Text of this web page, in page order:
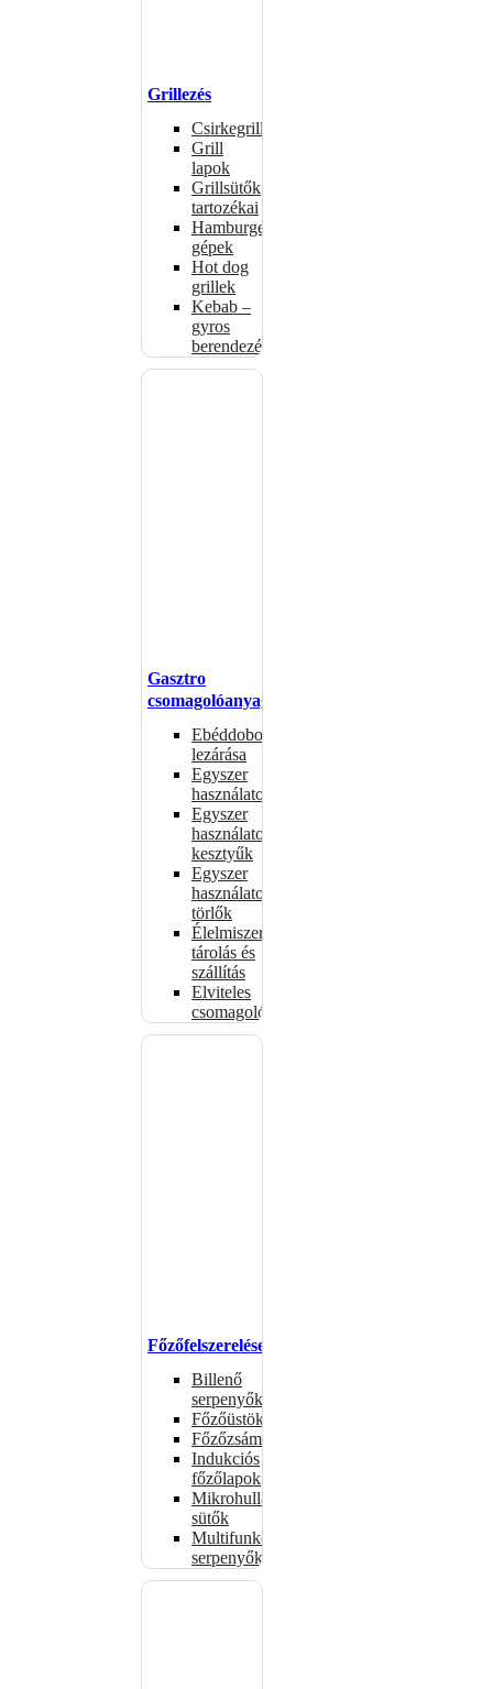
Grillezés
Csirkegrillek
Grill
lapok
Grillsütők
tartozékai
Hamburgerformázó
gépek
Hot dog
grillek
Kebab –
gyros
berendezés
Gasztro
csomagolóanyagok
Ebéddobozok
lezárása
Egyszer
használatos
Egyszer
használatos
kesztyűk
Egyszer
használatos
törlők
Élelmiszer-
tárolás és
szállítás
Elviteles
csomagolóanyagok
Főzőfelszerelések
Billenő
serpenyők
Főzőüstök
Főzőzsámolyok
Indukciós
főzőlapok
Mikrohullámú
sütők
Multifunkciós
serpenyők